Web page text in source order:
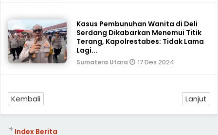
Kasus Pembunuhan Wanita di Deli
Serdang Dikabarkan Menemui Titik
Terang, Kapolrestabes: Tidak Lama
Lagi...
Sumatera Utara 17 Des 2024
Kembali Lanjut
Index Berita
+